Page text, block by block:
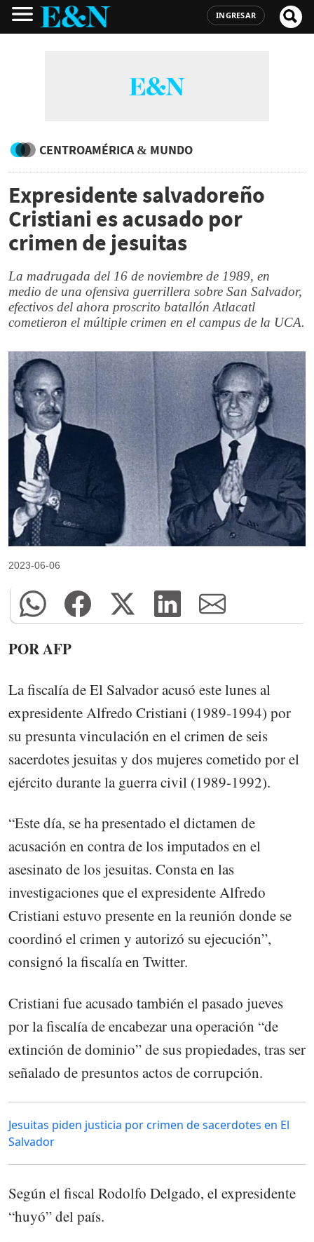
INGRESAR
CENTROAMÉRICA & MUNDO
Expresidente salvadoreño
Cristiani es acusado por
crimen de jesuitas
La madrugada del 16 de noviembre de 1989, en
medio de una ofensiva guerrillera sobre San Salvador,
efectivos del ahora proscrito batallón Atlacatl
cometieron el múltiple crimen en el campus de la UCA.
2023-06-06
POR AFP
La fiscalía de El Salvador acusó este lunes al
expresidente Alfredo Cristiani (1989-1994) por
su presunta vinculación en el crimen de seis
sacerdotes jesuitas y dos mujeres cometido por el
ejército durante la guerra civil (1989-1992).
“Este día, se ha presentado el dictamen de
acusación en contra de los imputados en el
asesinato de los jesuitas. Consta en las
investigaciones que el expresidente Alfredo
Cristiani estuvo presente en la reunión donde se
coordinó el crimen y autorizó su ejecución”,
consignó la fiscalía en Twitter.
Cristiani fue acusado también el pasado jueves
por la fiscalía de encabezar una operación “de
extinción de dominio” de sus propiedades, tras ser
señalado de presuntos actos de corrupción.
Jesuitas piden justicia por crimen de sacerdotes en El
Salvador
Según el fiscal Rodolfo Delgado, el expresidente
“huyó” del país.